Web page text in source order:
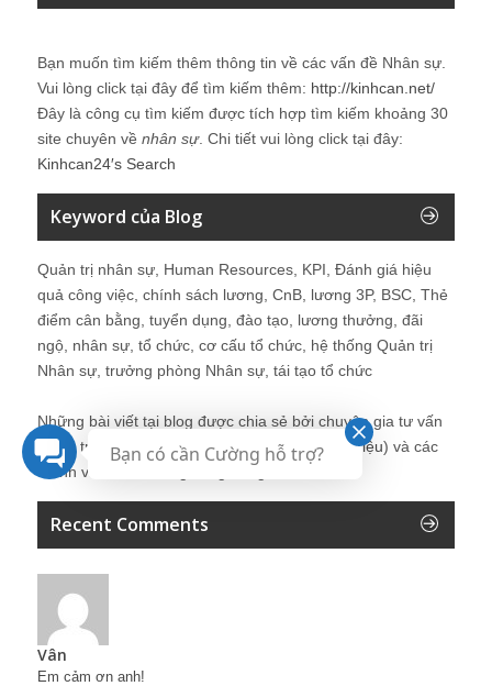
Bạn muốn tìm kiếm thêm thông tin về các vấn đề Nhân sự.
Vui lòng click tại đây để tìm kiếm thêm: http://kinhcan.net/
Đây là công cụ tìm kiếm được tích hợp tìm kiếm khoảng 30
site chuyên về nhân sự. Chi tiết vui lòng click tại đây:
Kinhcan24′s Search
Keyword của Blog
Quản trị nhân sự, Human Resources, KPI, Đánh giá hiệu
quả công việc, chính sách lương, CnB, lương 3P, BSC, Thẻ
điểm cân bằng, tuyển dụng, đào tạo, lương thưởng, đãi
ngộ, nhân sự, tổ chức, cơ cấu tổ chức, hệ thống Quản trị
Nhân sự, trưởng phòng Nhân sự, tái tạo tổ chức
Những bài viết tại blog được chia sẻ bởi chuyên gia tư vấn
Quản trị Nhân sự Nguyễn Hùng Cường (giới thiệu) và các
thành viên khác trong cộng đồng Nhân sự.
Recent Comments
Vân
Em cảm ơn anh!
Bạn có cần Cường hỗ trợ?